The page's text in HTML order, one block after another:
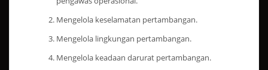
Mengelola keselamatan pertambangan.
Mengelola lingkungan pertambangan.
Mengelola keadaan darurat pertambangan.